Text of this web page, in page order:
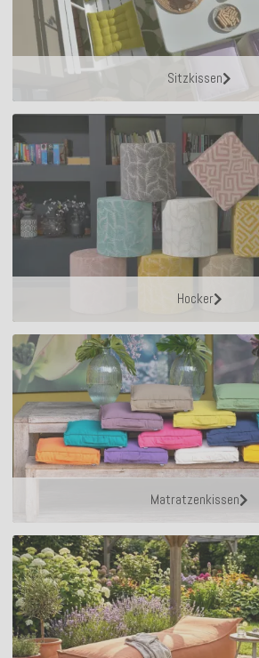
Sitzkissen
Hocker
Matratzenkissen